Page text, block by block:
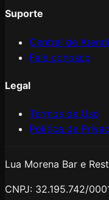
Suporte
Central de
Fale conosco
Legal
Termos de Uso
Política de
Lua Morena Bar e
CNPJ: 32.195.742/